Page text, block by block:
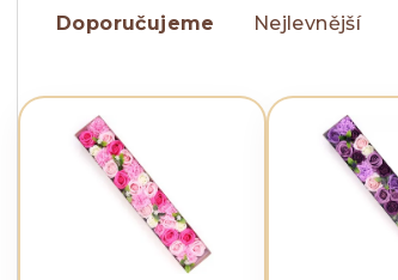
e
Doporučujeme Nejlevnější
V